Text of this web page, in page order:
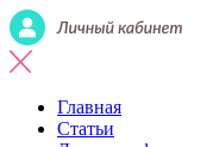
Главная
Статьи